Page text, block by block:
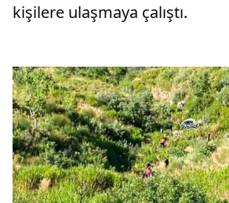
kişilere ulaşmaya çalıştı.